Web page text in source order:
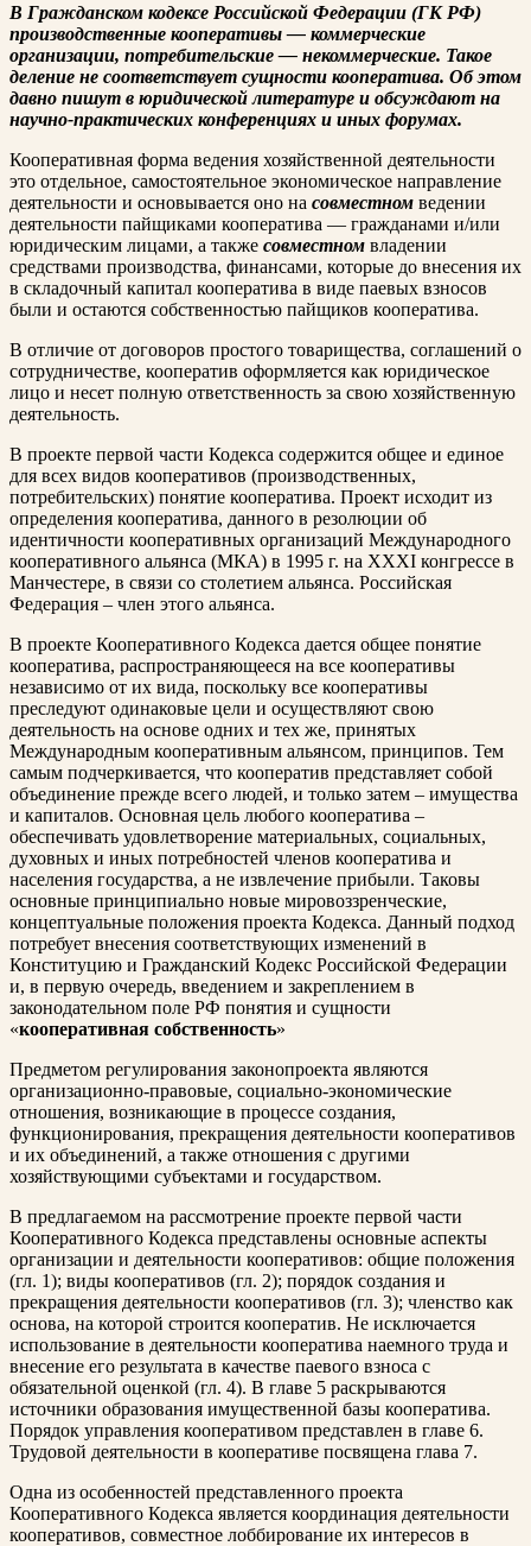
В Гражданском кодексе Российской Федерации (ГК РФ)
производственные кооперативы — коммерческие
организации, потребительские — некоммерческие. Такое
деление не соответствует сущности кооператива. Об этом
давно пишут в юридической литературе и обсуждают на
научно-практических конференциях и иных форумах.
Кооперативная форма ведения хозяйственной деятельности
это отдельное, самостоятельное экономическое направление
деятельности и основывается оно на совместном ведении
деятельности пайщиками кооператива — гражданами и/или
юридическим лицами, а также совместном владении
средствами производства, финансами, которые до внесения их
в складочный капитал кооператива в виде паевых взносов
были и остаются собственностью пайщиков кооператива.
В отличие от договоров простого товарищества, соглашений о
сотрудничестве, кооператив оформляется как юридическое
лицо и несет полную ответственность за свою хозяйственную
деятельность.
В проекте первой части Кодекса содержится общее и единое
для всех видов кооперативов (производственных,
потребительских) понятие кооператива. Проект исходит из
определения кооператива, данного в резолюции об
идентичности кооперативных организаций Международного
кооперативного альянса (МКА) в 1995 г. на XXXI конгрессе в
Манчестере, в связи со столетием альянса. Российская
Федерация – член этого альянса.
В проекте Кооперативного Кодекса дается общее понятие
кооператива, распространяющееся на все кооперативы
независимо от их вида, поскольку все кооперативы
преследуют одинаковые цели и осуществляют свою
деятельность на основе одних и тех же, принятых
Международным кооперативным альянсом, принципов. Тем
самым подчеркивается, что кооператив представляет собой
объединение прежде всего людей, и только затем – имущества
и капиталов. Основная цель любого кооператива –
обеспечивать удовлетворение материальных, социальных,
духовных и иных потребностей членов кооператива и
населения государства, а не извлечение прибыли. Таковы
основные принципиально новые мировоззренческие,
концептуальные положения проекта Кодекса. Данный подход
потребует внесения соответствующих изменений в
Конституцию и Гражданский Кодекс Российской Федерации
и, в первую очередь, введением и закреплением в
законодательном поле РФ понятия и сущности
«кооперативная собственность»
Предметом регулирования законопроекта являются
организационно-правовые, социально-экономические
отношения, возникающие в процессе создания,
функционирования, прекращения деятельности кооперативов
и их объединений, а также отношения с другими
хозяйствующими субъектами и государством.
В предлагаемом на рассмотрение проекте первой части
Кооперативного Кодекса представлены основные аспекты
организации и деятельности кооперативов: общие положения
(гл. 1); виды кооперативов (гл. 2); порядок создания и
прекращения деятельности кооперативов (гл. 3); членство как
основа, на которой строится кооператив. Не исключается
использование в деятельности кооператива наемного труда и
внесение его результата в качестве паевого взноса с
обязательной оценкой (гл. 4). В главе 5 раскрываются
источники образования имущественной базы кооператива.
Порядок управления кооперативом представлен в главе 6.
Трудовой деятельности в кооперативе посвящена глава 7.
Одна из особенностей представленного проекта
Кооперативного Кодекса является координация деятельности
кооперативов, совместное лоббирование их интересов в